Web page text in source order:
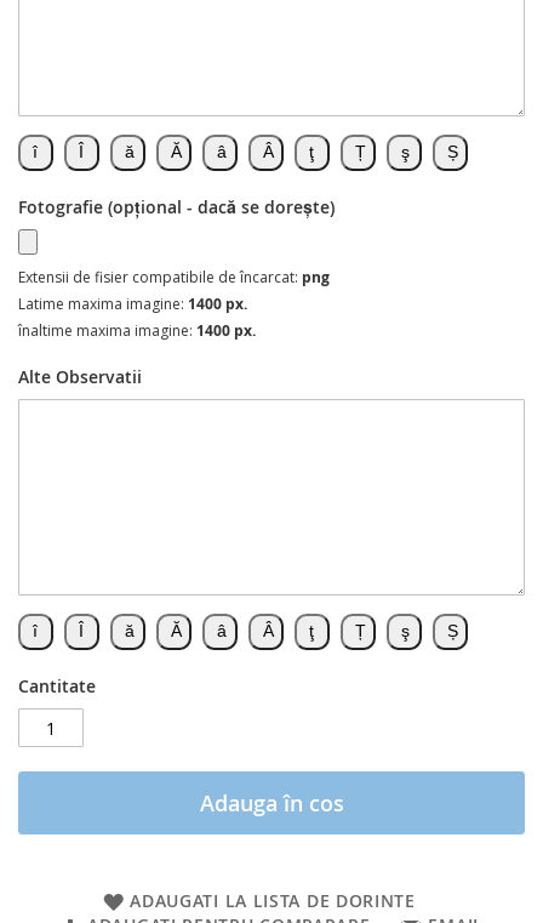
Fotografie (opțional - dacă se dorește)
Extensii de fisier compatibile de încarcat: png
Latime maxima imagine: 1400 px.
înaltime maxima imagine: 1400 px.
Alte Observatii
Cantitate
Adauga în cos
ADAUGATI LA LISTA DE DORINTE